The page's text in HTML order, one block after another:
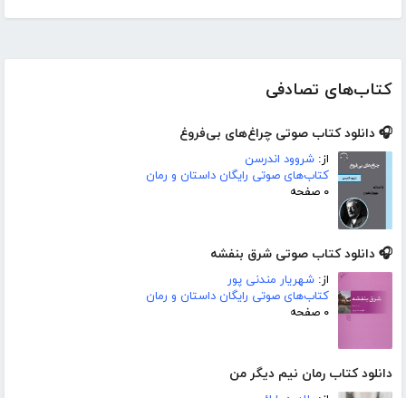
کتاب‌های تصادفی
🎧 دانلود کتاب صوتی چراغ‌های بی‌فروغ
از: شروود اندرسن
کتاب‌های صوتی رایگان داستان و رمان
۰ صفحه
🎧 دانلود کتاب صوتی شرق بنفشه
از: شهریار مندنی پور
کتاب‌های صوتی رایگان داستان و رمان
۰ صفحه
دانلود کتاب رمان نیم دیگر من